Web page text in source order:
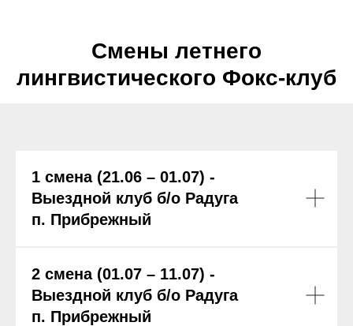
Смены летнего
лингвистического Фокс-клуб
1 смена (21.06 – 01.07) -
Выездной клуб б/о Радуга
п. Прибрежный
2 смена (01.07 – 11.07) -
Выездной клуб б/о Радуга
п. Прибрежный